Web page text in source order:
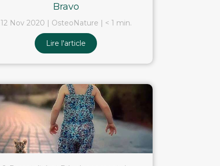
Bravo
12 Nov 2020 OsteoNature < 1 min.
Lire l'article